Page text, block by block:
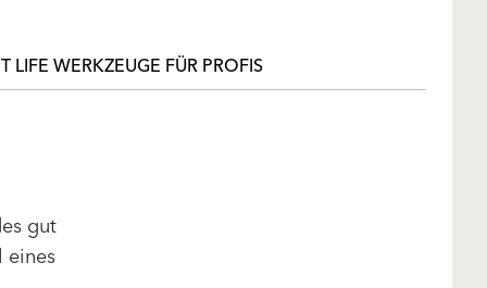
LIFE WERKZEUGE FÜR PROFIS
gut
eines